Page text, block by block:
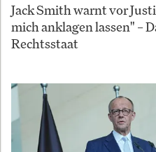
Jack Smith warnt vor
mich anklagen lassen" –
Rechtsstaat